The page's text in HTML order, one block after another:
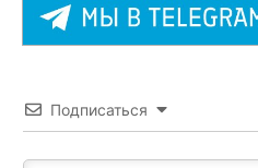
Подписаться